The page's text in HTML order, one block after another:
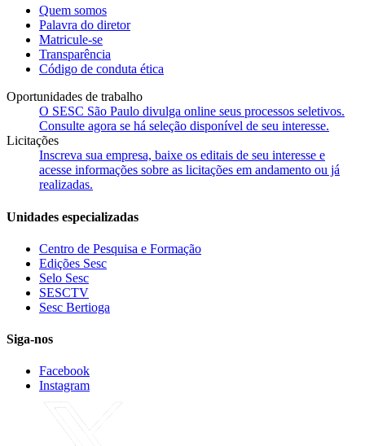
Quem somos
Palavra do diretor
Matricule-se
Transparência
Código de conduta ética
Oportunidades de trabalho
O SESC São Paulo divulga online seus processos seletivos.
Consulte agora se há seleção disponível de seu interesse.
Licitações
Inscreva sua empresa, baixe os editais de seu interesse e
acesse informações sobre as licitações em andamento ou já
realizadas.
Unidades especializadas
Centro de Pesquisa e Formação
Edições Sesc
Selo Sesc
SESCTV
Sesc Bertioga
Siga-nos
Facebook
Instagram